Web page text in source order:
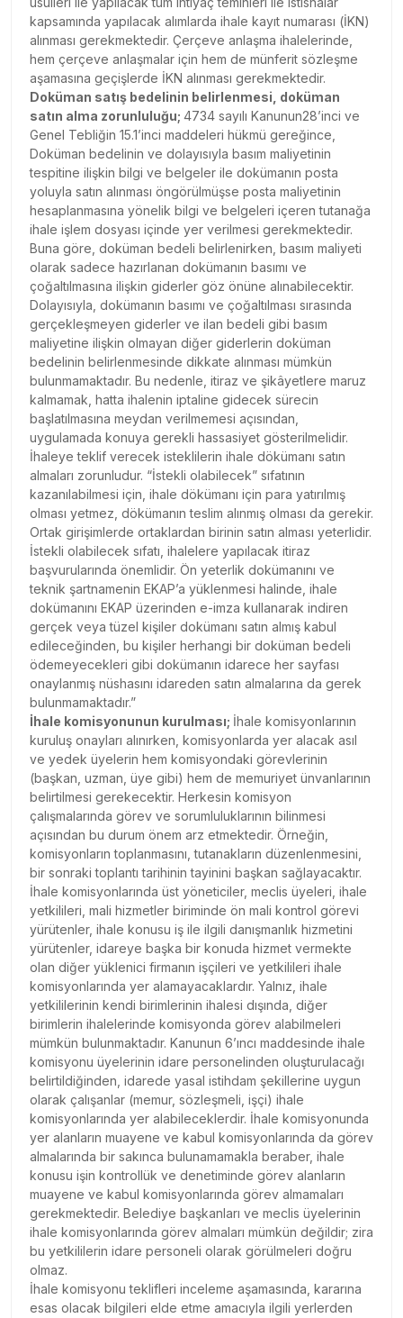
kapsamında yapılacak alımlarda ihale kayıt numarası (İKN)
alınması gerekmektedir. Çerçeve anlaşma ihalelerinde,
hem çerçeve anlaşmalar için hem de münferit sözleşme
aşamasına geçişlerde İKN alınması gerekmektedir.
Doküman satış bedelinin belirlenmesi, doküman
satın alma zorunluluğu; 4734 sayılı Kanunun28’inci ve
Genel Tebliğin 15.1’inci maddeleri hükmü gereğince,
Doküman bedelinin ve dolayısıyla basım maliyetinin
tespitine ilişkin bilgi ve belgeler ile dokümanın posta
yoluyla satın alınması öngörülmüşse posta maliyetinin
hesaplanmasına yönelik bilgi ve belgeleri içeren tutanağa
ihale işlem dosyası içinde yer verilmesi gerekmektedir.
Buna göre, doküman bedeli belirlenirken, basım maliyeti
olarak sadece hazırlanan dokümanın basımı ve
çoğaltılmasına ilişkin giderler göz önüne alınabilecektir.
Dolayısıyla, dokümanın basımı ve çoğaltılması sırasında
gerçekleşmeyen giderler ve ilan bedeli gibi basım
maliyetine ilişkin olmayan diğer giderlerin doküman
bedelinin belirlenmesinde dikkate alınması mümkün
bulunmamaktadır. Bu nedenle, itiraz ve şikâyetlere maruz
kalmamak, hatta ihalenin iptaline gidecek sürecin
başlatılmasına meydan verilmemesi açısından,
uygulamada konuya gerekli hassasiyet gösterilmelidir.
İhaleye teklif verecek isteklilerin ihale dökümanı satın
almaları zorunludur. “İstekli olabilecek” sıfatının
kazanılabilmesi için, ihale dökümanı için para yatırılmış
olması yetmez, dökümanın teslim alınmış olması da gerekir.
Ortak girişimlerde ortaklardan birinin satın alması yeterlidir.
İstekli olabilecek sıfatı, ihalelere yapılacak itiraz
başvurularında önemlidir. Ön yeterlik dokümanını ve
teknik şartnamenin EKAP’a yüklenmesi halinde, ihale
dokümanını EKAP üzerinden e-imza kullanarak indiren
gerçek veya tüzel kişiler dokümanı satın almış kabul
edileceğinden, bu kişiler herhangi bir doküman bedeli
ödemeyecekleri gibi dokümanın idarece her sayfası
onaylanmış nüshasını idareden satın almalarına da gerek
bulunmamaktadır.”
İhale komisyonunun kurulması; İhale komisyonlarının
kuruluş onayları alınırken, komisyonlarda yer alacak asıl
ve yedek üyelerin hem komisyondaki görevlerinin
(başkan, uzman, üye gibi) hem de memuriyet ünvanlarının
belirtilmesi gerekecektir. Herkesin komisyon
çalışmalarında görev ve sorumluluklarının bilinmesi
açısından bu durum önem arz etmektedir. Örneğin,
komisyonların toplanmasını, tutanakların düzenlenmesini,
bir sonraki toplantı tarihinin tayinini başkan sağlayacaktır.
İhale komisyonlarında üst yöneticiler, meclis üyeleri, ihale
yetkilileri, mali hizmetler biriminde ön mali kontrol görevi
yürütenler, ihale konusu iş ile ilgili danışmanlık hizmetini
yürütenler, idareye başka bir konuda hizmet vermekte
olan diğer yüklenici firmanın işçileri ve yetkilileri ihale
komisyonlarında yer alamayacaklardır. Yalnız, ihale
yetkililerinin kendi birimlerinin ihalesi dışında, diğer
birimlerin ihalelerinde komisyonda görev alabilmeleri
mümkün bulunmaktadır. Kanunun 6’ıncı maddesinde ihale
komisyonu üyelerinin idare personelinden oluşturulacağı
belirtildiğinden, idarede yasal istihdam şekillerine uygun
olarak çalışanlar (memur, sözleşmeli, işçi) ihale
komisyonlarında yer alabileceklerdir. İhale komisyonunda
yer alanların muayene ve kabul komisyonlarında da görev
almalarında bir sakınca bulunamamakla beraber, ihale
konusu işin kontrollük ve denetiminde görev alanların
muayene ve kabul komisyonlarında görev almamaları
gerekmektedir. Belediye başkanları ve meclis üyelerinin
ihale komisyonlarında görev almaları mümkün değildir; zira
bu yetkililerin idare personeli olarak görülmeleri doğru
olmaz.
İhale komisyonu teklifleri inceleme aşamasında, kararına
esas olacak bilgileri elde etme amacıyla ilgili yerlerden